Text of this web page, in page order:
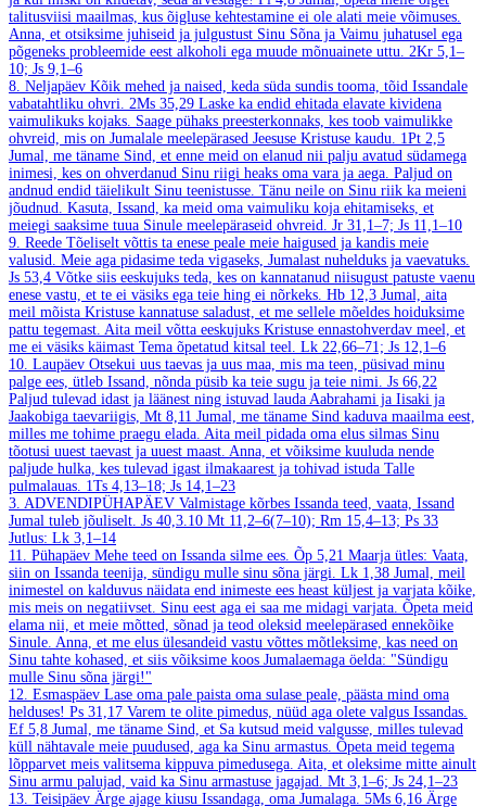
talitusviisi maailmas, kus õigluse kehtestamine ei ole alati meie võimuses.
Anna, et otsiksime juhiseid ja julgustust Sinu Sõna ja Vaimu juhatusel ega
põgeneks probleemide eest alkoholi ega muude mõnuainete uttu. 2Kr 5,1–
10; Js 9,1–6
8. Neljapäev Kõik mehed ja naised, keda süda sundis tooma, tõid Issandale
vabatahtliku ohvri. 2Ms 35,29 Laske ka endid ehitada elavate kividena
vaimulikuks kojaks. Saage pühaks preesterkonnaks, kes toob vaimulikke
ohvreid, mis on Jumalale meelepärased Jeesuse Kristuse kaudu. 1Pt 2,5
Jumal, me täname Sind, et enne meid on elanud nii palju avatud südamega
inimesi, kes on ohverdanud Sinu riigi heaks oma vara ja aega. Paljud on
andnud endid täielikult Sinu teenistusse. Tänu neile on Sinu riik ka meieni
jõudnud. Kasuta, Issand, ka meid oma vaimuliku koja ehitamiseks, et
meiegi saaksime tuua Sinule meelepäraseid ohvreid. Jr 31,1–7; Js 11,1–10
9. Reede Tõeliselt võttis ta enese peale meie haigused ja kandis meie
valusid. Meie aga pidasime teda vigaseks, Jumalast nuhelduks ja vaevatuks.
Js 53,4 Võtke siis eeskujuks teda, kes on kannatanud niisugust patuste vaenu
enese vastu, et te ei väsiks ega teie hing ei nõrkeks. Hb 12,3 Jumal, aita
meil mõista Kristuse kannatuse saladust, et me sellele mõeldes hoiduksime
pattu tegemast. Aita meil võtta eeskujuks Kristuse ennastohverdav meel, et
me ei väsiks käimast Tema õpetatud kitsal teel. Lk 22,66–71; Js 12,1–6
10. Laupäev Otsekui uus taevas ja uus maa, mis ma teen, püsivad minu
palge ees, ütleb Issand, nõnda püsib ka teie sugu ja teie nimi. Js 66,22
Paljud tulevad idast ja läänest ning istuvad lauda Aabrahami ja Iisaki ja
Jaakobiga taevariigis, Mt 8,11 Jumal, me täname Sind kaduva maailma eest,
milles me tohime praegu elada. Aita meil pidada oma elus silmas Sinu
tõotusi uuest taevast ja uuest maast. Anna, et võiksime kuuluda nende
paljude hulka, kes tulevad igast ilmakaarest ja tohivad istuda Talle
pulmalauas. 1Ts 4,13–18; Js 14,1–23
3. ADVENDIPÜHAPÄEV Valmistage kõrbes Issanda teed, vaata, Issand
Jumal tuleb jõuliselt. Js 40,3.10 Mt 11,2–6(7–10); Rm 15,4–13; Ps 33
Jutlus: Lk 3,1–14
11. Pühapäev Mehe teed on Issanda silme ees. Õp 5,21 Maarja ütles: Vaata,
siin on Issanda teenija, sündigu mulle sinu sõna järgi. Lk 1,38 Jumal, meil
inimestel on kalduvus näidata end inimeste ees heast küljest ja varjata kõike,
mis meis on negatiivset. Sinu eest aga ei saa me midagi varjata. Õpeta meid
elama nii, et meie mõtted, sõnad ja teod oleksid meelepärased ennekõike
Sinule. Anna, et me elus ülesandeid vastu võttes mõtleksime, kas need on
Sinu tahte kohased, et siis võiksime koos Jumalaemaga öelda: "Sündigu
mulle Sinu sõna järgi!"
12. Esmaspäev Lase oma pale paista oma sulase peale, päästa mind oma
helduses! Ps 31,17 Varem te olite pimedus, nüüd aga olete valgus Issandas.
Ef 5,8 Jumal, me täname Sind, et Sa kutsud meid valgusse, milles tulevad
küll nähtavale meie puudused, aga ka Sinu armastus. Õpeta meid tegema
lõpparvet meis valitsema kippuva pimedusega. Aita, et oleksime mitte ainult
Sinu armu palujad, vaid ka Sinu armastuse jagajad. Mt 3,1–6; Js 24,1–23
13. Teisipäev Ärge ajage kiusu Issandaga, oma Jumalaga. 5Ms 6,16 Ärge